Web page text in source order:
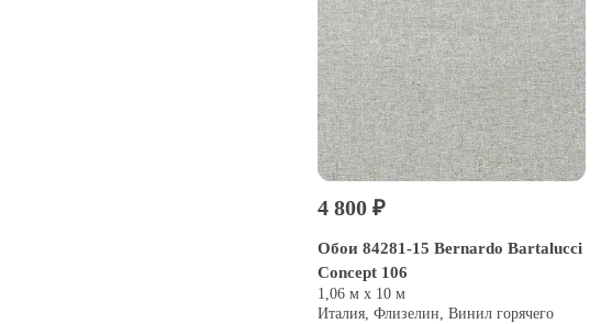
4 800 ₽
Обои 84281-15 Bernardo Bartalucci
Concept 106
1,06 м х 10 м
Италия, Флизелин, Винил горячего